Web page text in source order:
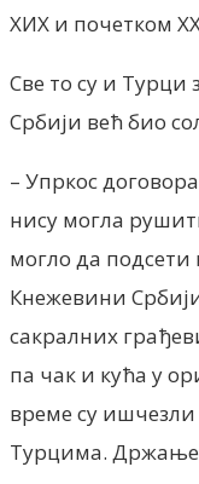
XИX и почетком
Све то су и Турци
Србији већ био
– Упркос
нису могла
могло да
Кнежевини
сакралних
па чак и кућа у
време су
Турцима. Држање